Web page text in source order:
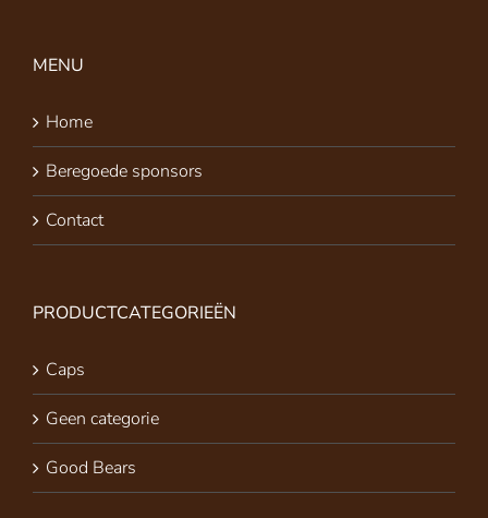
MENU
Home
Beregoede sponsors
Contact
PRODUCTCATEGORIEËN
Caps
Geen categorie
Good Bears